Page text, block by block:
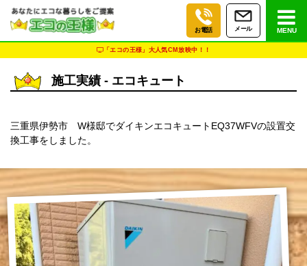
お電話 メール MENU
「エコの王様」大人気CM放映中！！
施工実績 - エコキュート
三重県伊勢市 W様邸でダイキンエコキュートEQ37WFVの設置交
換工事をしました。